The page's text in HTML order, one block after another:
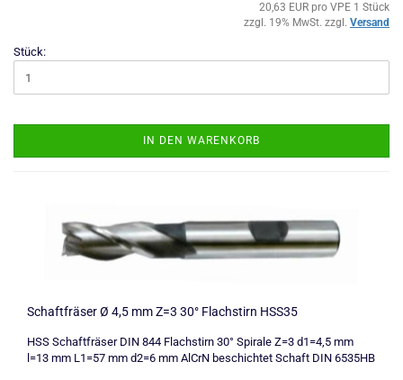
20,63 EUR pro VPE 1 Stück
zzgl. 19% MwSt. zzgl. Versand
Stück:
IN DEN WARENKORB
Schaftfräser Ø 4,5 mm Z=3 30° Flachstirn HSS35
HSS Schaftfräser DIN 844 Flachstirn 30° Spirale Z=3 d1=4,5 mm
l=13 mm L1=57 mm d2=6 mm AlCrN beschichtet Schaft DIN 6535HB